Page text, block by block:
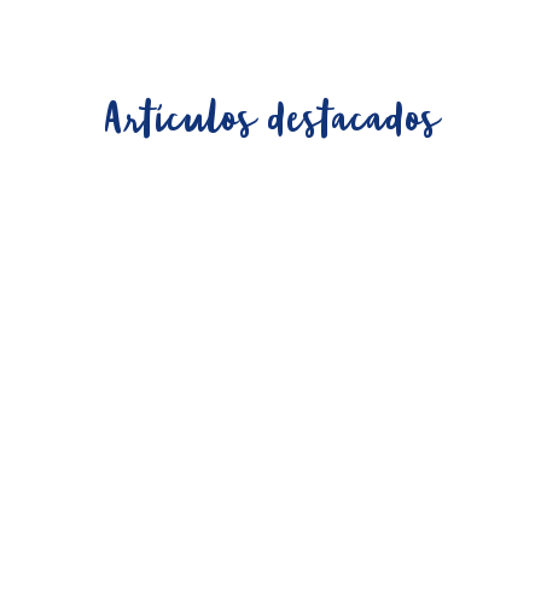
Artículos destacados